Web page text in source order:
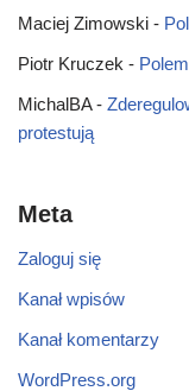
Maciej Zimowski -
Piotr Kruczek -
MichalBA-
protestują
Meta
Zaloguj się
Kanał wpisów
Kanał komentarzy
WordPress.org